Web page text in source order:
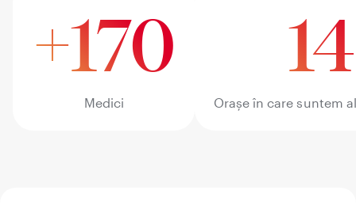
+170
Medici
14
Orașe în care suntem